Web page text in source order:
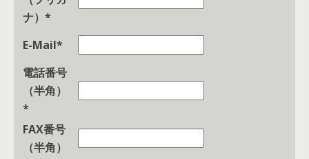
ナ）*
E-Mail*
電話番号
（半角）
*
FAX番号
（半角）